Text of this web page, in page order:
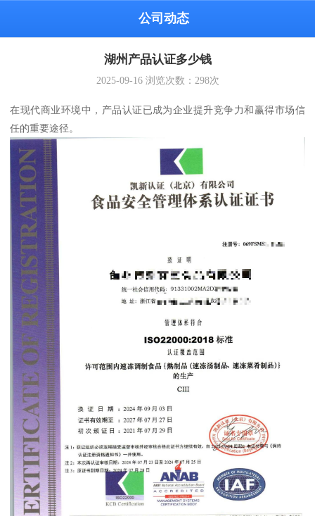
公司动态
湖州产品认证多少钱
2025-09-16浏览次数： 298次
在现代商业环境中，产品认证已成为企业提升竞争力和赢得市场信
任的重要途径。